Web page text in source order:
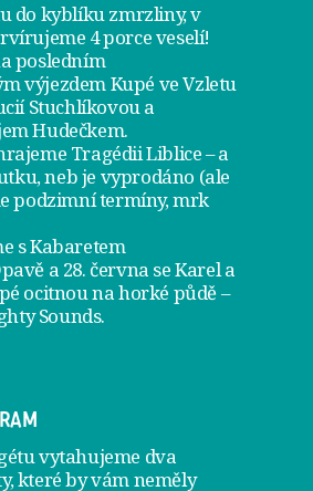
do kyblíku zmrzliny, v
4 porce veselí!
posledním
výjezdemKupé ve Vzletu
Stuchlíkovou a
Hudečkem.
Tragédii Liblice– a
neb je vyprodáno (ale
podzimní termíny, mrk
s Kabaretem
a 28. června se Karel a
ocitnou na horké půdě –
Sounds.
vytahujeme dva
které by vám neměly